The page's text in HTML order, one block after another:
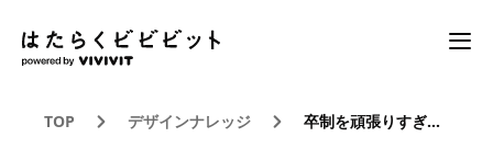
TOP デザインナレッジ 卒制を頑張りすぎたアナタに朗報！卒制で内定がゲットできる【卒制採用2018】開催中！